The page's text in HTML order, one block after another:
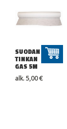
SUODAN
TINKAN
GAS 5M
alk.5,00€